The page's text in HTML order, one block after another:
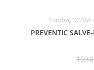
Fotvård, OZONE
PREVENTIC